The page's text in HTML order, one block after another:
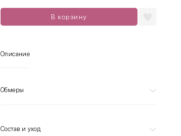
В корзину
Описание
Обмеры
Состав и уход